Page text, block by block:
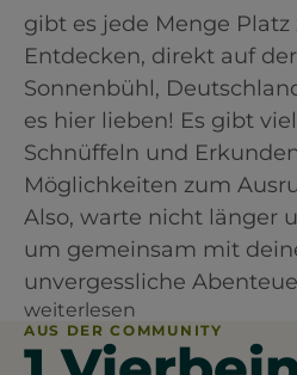
gibt es jede Menge
Entdecken, direkt auf
Sonnenbühl,
es hier lieben! Es gibt
Schnüffeln und
Möglichkeiten zum
Also, warte nicht länger
um gemeinsam mit
unvergessliche
weiterlesen
AUS DER COMMUNITY